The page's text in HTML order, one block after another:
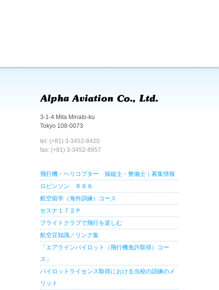
3-1-4 Mita Minato-ku
Tokyo 108-0073
tel: (+81) 3-3452-8420
fax: (+81) 3-3452-8957
飛行機・ヘリコプター 操縦士・整備士｜募集情報
ロビンソン Ｒ６６
航空留学（海外訓練）コース
セスナ１７２Ｐ
フライトクラブで飛行を楽しむ
航空豆知識／リンク集
「エアラインパイロット（飛行機免許取得）コー
ス」
パイロットライセンス取得における当校の訓練のメ
リット